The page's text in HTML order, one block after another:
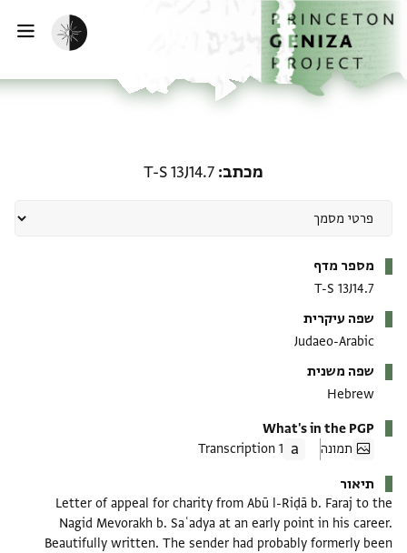
לתוכןהבית
הפעלת מצב כהה
מכתב T-S 13J14.7
מספר מדף
T-S 13J14.7
שפה עיקרית
Judaeo-Arabic
שפה משנית
Hebrew
What's in the PGP
תמונה
1 Transcription
תיאור
Letter of appeal for charity from Abū l-Riḍā b. Faraj to the
Nagid Mevorakh b. Saʿadya at an early point in his career.
Beautifully written. The sender had probably formerly been